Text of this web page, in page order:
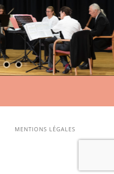
MENTIONS LÉGALES